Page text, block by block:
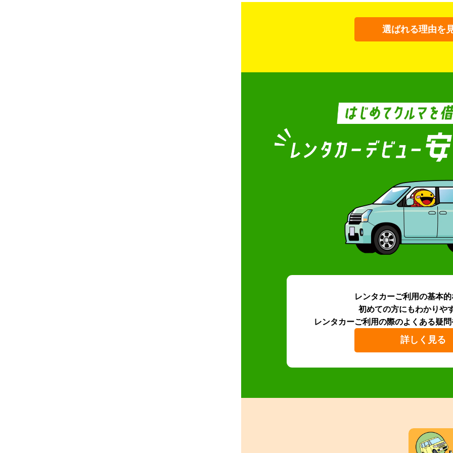
選ばれる理由を
レンタカーご利用の基本
初めての方にもわかりや
レンタカーご利用の際のよくある疑問
詳しく見る